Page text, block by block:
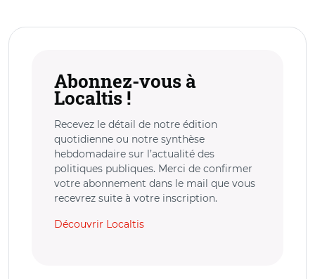
Abonnez-vous à
Localtis !
Recevez le détail de notre édition
quotidienne ou notre synthèse
hebdomadaire sur l’actualité des
politiques publiques. Merci de confirmer
votre abonnement dans le mail que vous
recevrez suite à votre inscription.
Découvrir Localtis